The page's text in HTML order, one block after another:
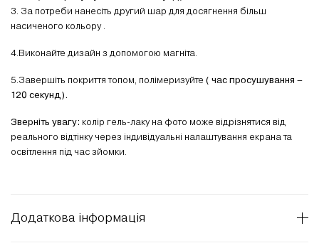
3. За потреби нанесіть другий шар для досягнення більш
насиченого кольору .
4.Виконайте дизайн з допомогою магніта.
5.Завершіть покриття топом, полімеризуйте ( час просушування –
120 секунд).
Зверніть увагу: колір гель-лаку на фото може відрізнятися від
реального відтінку через індивідуальні налаштування екрана та
освітлення під час зйомки.
Додаткова інформація